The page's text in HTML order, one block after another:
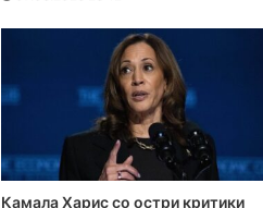
Камала Харис со остри критики